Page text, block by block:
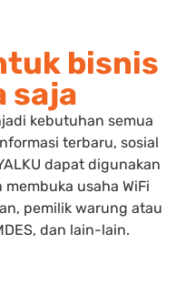
bisnis
saja
kebutuhan semua
terbaru, sosial
dapat digunakan
usaha WiFi
pemilik warung atau
dan lain-lain.